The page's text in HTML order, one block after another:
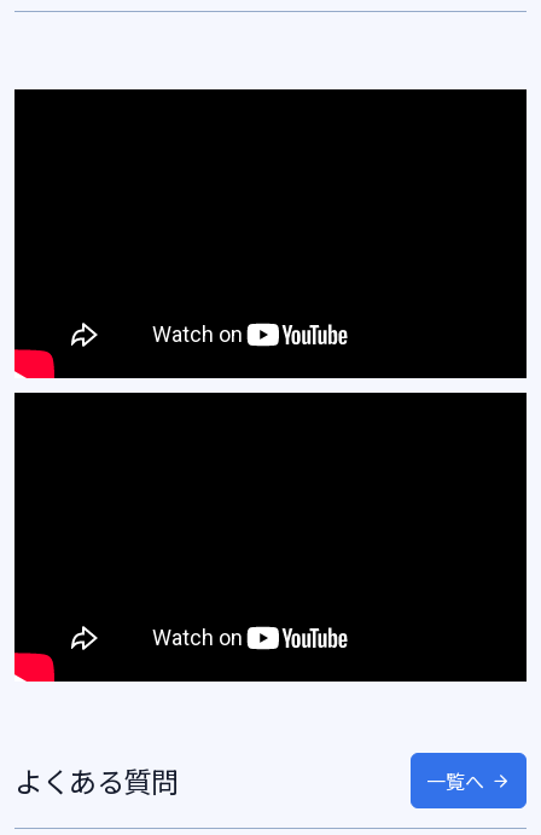
よくある質問 一覧へ